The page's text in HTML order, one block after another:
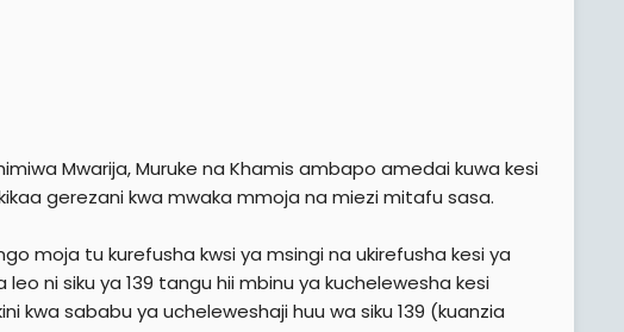
Mwarija, Muruke na Khamis ambapo amedai kuwa kesi
gerezani kwa mwaka mmoja na miezi mitafu sasa.
moja tu kurefusha kwsi ya msingi na ukirefusha kesi ya
ni siku ya 139 tangu hii mbinu ya kuchelewesha kesi
kwa sababu ya ucheleweshaji huu wa siku 139 (kuanzia